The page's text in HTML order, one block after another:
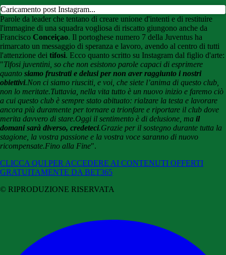
Caricamento post Instagram...
Parole da leader che tentano di creare unione d'intenti e di restituire
l'immagine di una squadra vogliosa di riscatto giungono anche da
Francisco Conceiçao. Il portoghese numero 7 della Juventus ha
rimarcato un messaggio di speranza e lavoro, avendo al centro di tutti
l'attenzione dei tifosi. Ecco quanto scritto su Instagram dal figlio d'arte:
"Tifosi juventini, so che non esistono parole capaci di esprimere
quanto siamo frustrati e delusi per non aver raggiunto i nostri
obiettivi.Non ci siamo riusciti, e voi, che siete l’anima di questo club,
non lo meritate.Tuttavia, nella vita tutto è un nuovo inizio e faremo ciò
a cui questo club è sempre stato abituato: rialzare la testa e lavorare
ancora più duramente per tornare a trionfare e riportare il club dove
merita davvero di stare.Oggi il sentimento è di delusione, ma il
domani sarà diverso, credeteci.Grazie per il sostegno durante tutta la
stagione, la vostra passione e la vostra voce saranno di nuovo
ricompensate.Fino alla Fine".
CLICCA QUI PER ACCEDERE AI CONTENUTI OFFERTI
GRATUITAMENTE DA BET365
© RIPRODUZIONE RISERVATA